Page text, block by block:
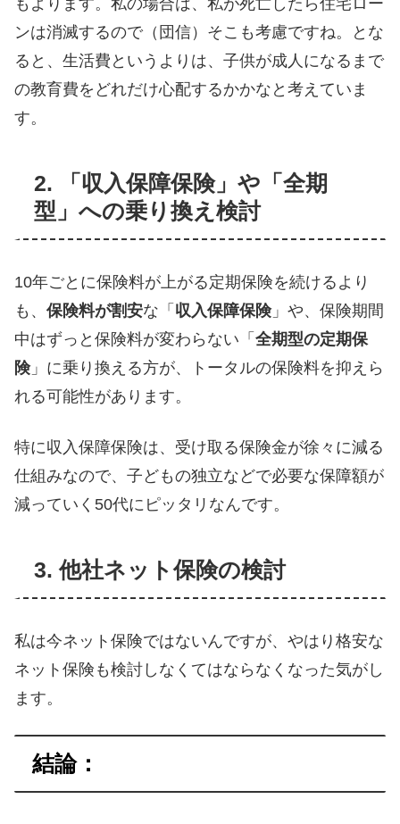
もよります。私の場合は、私が死亡したら住宅ロー
ンは消滅するので（団信）そこも考慮ですね。とな
ると、生活費というよりは、子供が成人になるまで
の教育費をどれだけ心配するかかなと考えていま
す。
2. 「収入保障保険」や「全期
型」への乗り換え検討
10年ごとに保険料が上がる定期保険を続けるより
も、 保険料が割安な「 収入保障保険」や、保険期間
中はずっと保険料が変わらない「 全期型の定期保
険」に乗り換える方が、トータルの保険料を抑えら
れる可能性があります。
特に収入保障保険は、受け取る保険金が徐々に減る
仕組みなので、子どもの独立などで必要な保障額が
減っていく50代にピッタリなんです。
3. 他社ネット保険の検討
私は今ネット保険ではないんですが、やはり格安な
ネット保険も検討しなくてはならなくなった気がし
ます。
結論：